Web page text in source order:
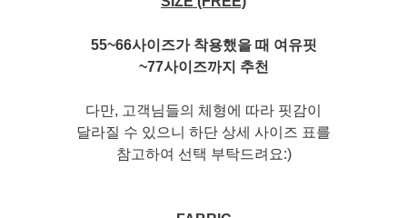
55~66사이즈가 착용했을 때 여유핏
~77사이즈까지 추천
다만, 고객님들의 체형에 따라 핏감이
달라질 수 있으니 하단 상세 사이즈 표를
참고하여 선택 부탁드려요:)